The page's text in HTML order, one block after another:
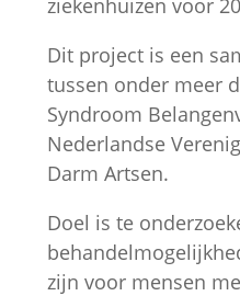
Dit project is een
tussen onder meer
Syndroom
Nederlandse
Darm Artsen.
Doel is te
zijn voor mensen